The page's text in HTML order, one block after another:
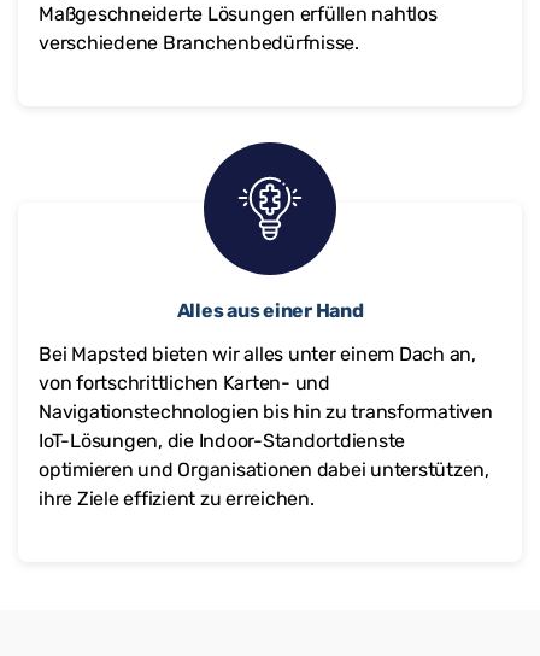
Maßgeschneiderte Lösungen erfüllen nahtlos
verschiedene Branchenbedürfnisse.
Alles aus einer Hand
Bei Mapsted bieten wir alles unter einem Dach an,
von fortschrittlichen Karten- und
Navigationstechnologien bis hin zu transformativen
IoT-Lösungen, die Indoor-Standortdienste
optimieren und Organisationen dabei unterstützen,
ihre Ziele effizient zu erreichen.